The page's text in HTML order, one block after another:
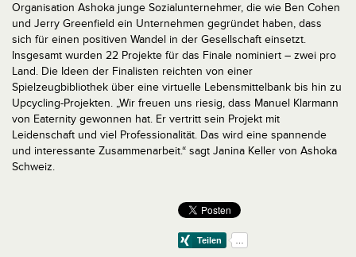
Organisation Ashoka junge Sozialunternehmer, die wie Ben Cohen
und Jerry Greenfield ein Unternehmen gegründet haben, dass
sich für einen positiven Wandel in der Gesellschaft einsetzt.
Insgesamt wurden 22 Projekte für das Finale nominiert – zwei pro
Land. Die Ideen der Finalisten reichten von einer
Spielzeugbibliothek über eine virtuelle Lebensmittelbank bis hin zu
Upcycling-Projekten. „Wir freuen uns riesig, dass Manuel Klarmann
von Eaternity gewonnen hat. Er vertritt sein Projekt mit
Leidenschaft und viel Professionalität. Das wird eine spannende
und interessante Zusammenarbeit.“ sagt Janina Keller von Ashoka
Schweiz.